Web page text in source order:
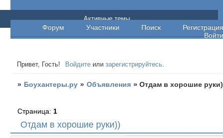
Боухантеры.ру
Форум Участники Поиск
Регистрация
Войти
Активные темы
Привет, Гость! Войдите илизарегистрируйтесь.
» Боухантеры.ру » Объявления »Отдам в хорошие
Отдам в хорошие руки))
Страница: 1